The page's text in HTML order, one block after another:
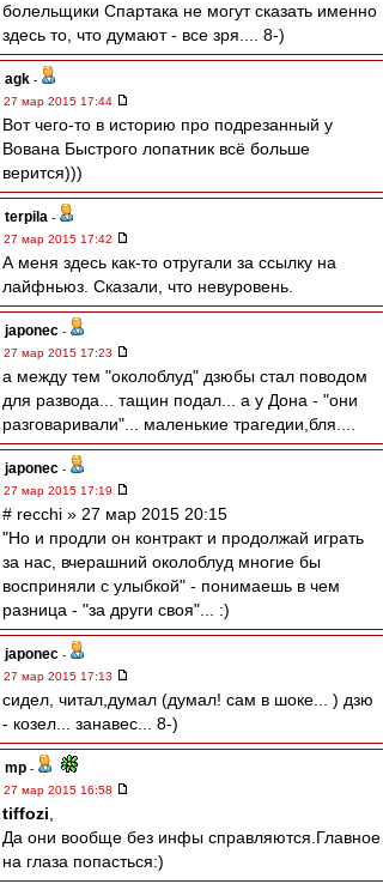
болельщики Спартака не могут сказать именно
здесь то, что думают - все зря.... 8-)
agk -
27 мар 2015 17:44
Вот чего-то в историю про подрезанный у
Вована Быстрого лопатник всё больше
верится)))
terpila -
27 мар 2015 17:42
А меня здесь как-то отругали за ссылку на
лайфньюз. Сказали, что невуровень.
japonec -
27 мар 2015 17:23
а между тем "околоблуд" дзюбы стал поводом
для развода... тащин подал... а у Дона - "они
разговаривали"... маленькие трагедии,бля....
japonec -
27 мар 2015 17:19
# recchi » 27 мар 2015 20:15
"Но и продли он контракт и продолжай играть
за нас, вчерашний околоблуд многие бы
восприняли с улыбкой" - понимаешь в чем
разница - "за други своя"... :)
japonec -
27 мар 2015 17:13
сидел, читал,думал (думал! сам в шоке... ) дзю
- козел... занавес... 8-)
mp -
27 мар 2015 16:58
tiffozi
Да они вообще без инфы справляются.Главное
на глаза попасться:)